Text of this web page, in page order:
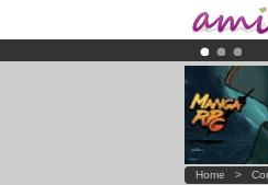
Home >